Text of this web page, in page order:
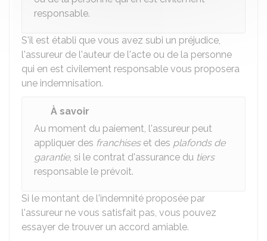
responsable.
S'il est établi que vous avez subi un préjudice,
l'assureur de l'auteur de l'acte ou de la personne
qui en est civilement responsable vous proposera
une indemnisation.
À savoir
Au moment du paiement, l'assureur peut
appliquer des franchiseset des plafonds de
garantie, si le contrat d'assurance du tiers
responsable le prévoit.
Si le montant de l'indemnité proposée par
l'assureur ne vous satisfait pas, vous pouvez
essayer de trouver un accord amiable.